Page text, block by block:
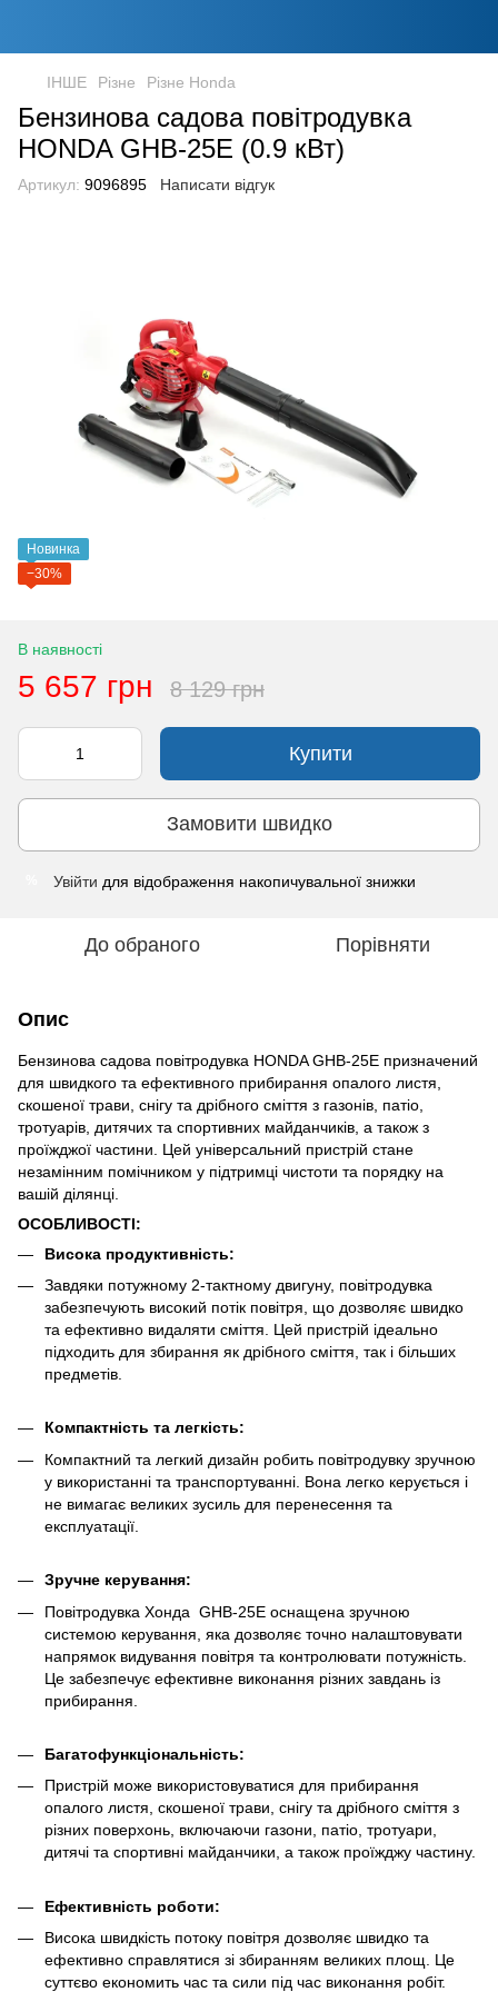
ІНШЕ Різне Різне Honda
Бензинова садова повітродувка
HONDA GHB-25E (0.9 кВт)
Артикул: 9096895 Написати відгук
Новинка
−30%
В наявності
5 657 грн 8 129 грн
Купити
Замовити швидко
Увійти для відображення накопичувальної знижки
До обраного Порівняти
Опис
Бензинова садова повітродувка HONDA GHB-25E призначений
для швидкого та ефективного прибирання опалого листя,
скошеної трави, снігу та дрібного сміття з газонів, патіо,
тротуарів, дитячих та спортивних майданчиків, а також з
проїжджої частини. Цей універсальний пристрій стане
незамінним помічником у підтримці чистоти та порядку на
вашій ділянці.
ОСОБЛИВОСТІ:
Висока продуктивність:
Завдяки потужному 2-тактному двигуну, повітродувка
забезпечують високий потік повітря, що дозволяє швидко
та ефективно видаляти сміття. Цей пристрій ідеально
підходить для збирання як дрібного сміття, так і більших
предметів.
Компактність та легкість:
Компактний та легкий дизайн робить повітродувку зручною
у використанні та транспортуванні. Вона легко керується і
не вимагає великих зусиль для перенесення та
експлуатації.
Зручне керування:
Повітродувка Хонда GHB-25E оснащена зручною
системою керування, яка дозволяє точно налаштовувати
напрямок видування повітря та контролювати потужність.
Це забезпечує ефективне виконання різних завдань із
прибирання.
Багатофункціональність:
Пристрій може використовуватися для прибирання
опалого листя, скошеної трави, снігу та дрібного сміття з
різних поверхонь, включаючи газони, патіо, тротуари,
дитячі та спортивні майданчики, а також проїжджу частину.
Ефективність роботи:
Висока швидкість потоку повітря дозволяє швидко та
ефективно справлятися зі збиранням великих площ. Це
суттєво економить час та сили під час виконання робіт.